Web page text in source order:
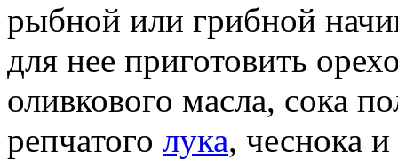
рыбной или грибной
для нее приготовить
оливкового масла, сока
репчатого лука, чеснока